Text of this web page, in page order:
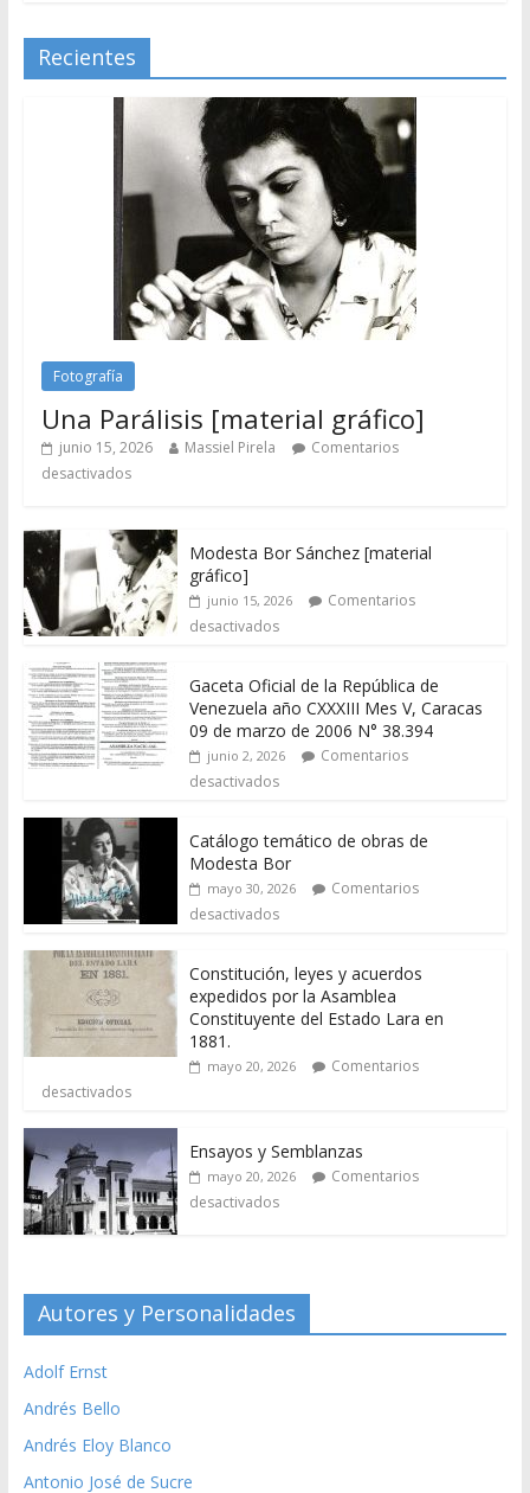
Recientes
Fotografía
Una Parálisis [material gráfico]
junio 15, 2026 Massiel Pirela
Comentarios
desactivados
Modesta Bor Sánchez [material
gráfico]
junio 15, 2026
Comentarios
desactivados
Gaceta Oficial de la República de
Venezuela año CXXXIII Mes V, Caracas
09 de marzo de 2006 N° 38.394
junio 2, 2026
Comentarios
desactivados
Catálogo temático de obras de
Modesta Bor
mayo 30, 2026
Comentarios
desactivados
Constitución, leyes y acuerdos
expedidos por la Asamblea
Constituyente del Estado Lara en
1881.
mayo 20, 2026
Comentarios
desactivados
Ensayos y Semblanzas
mayo 20, 2026
Comentarios
desactivados
Autores y Personalidades
Adolf Ernst
Andrés Bello
Andrés Eloy Blanco
Antonio José de Sucre